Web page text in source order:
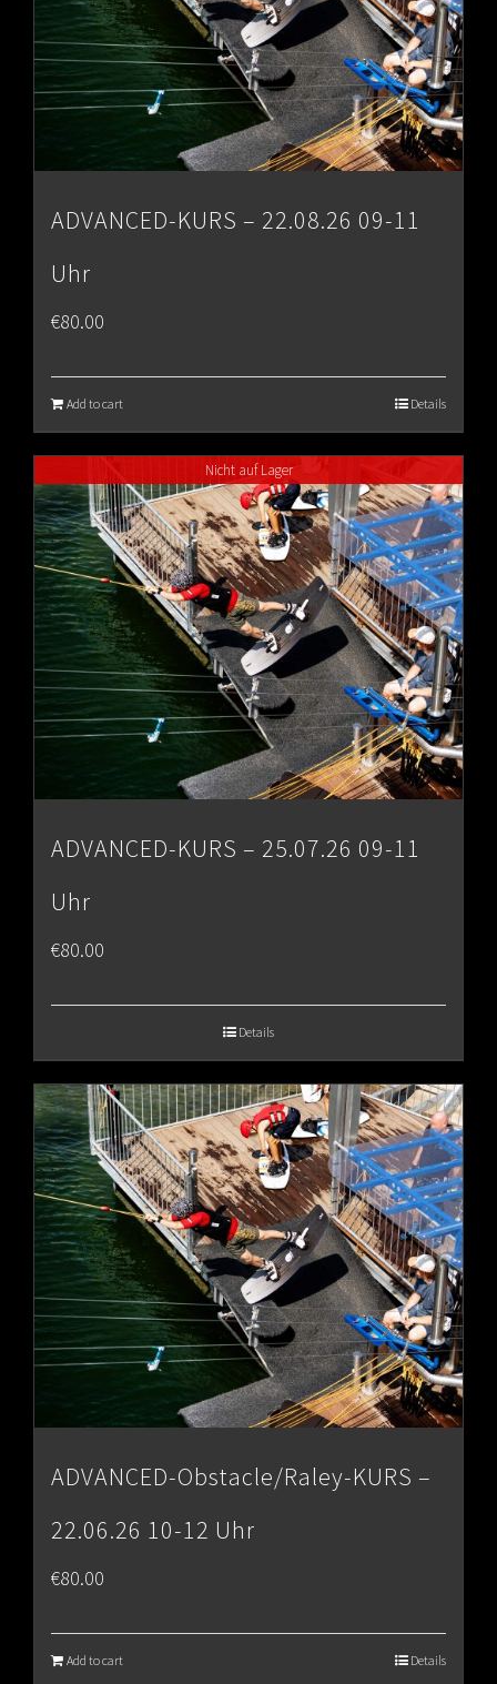
ADVANCED-KURS – 22.08.26 09-11
Uhr
€80.00
Add to cart Details
Nicht auf Lager
ADVANCED-KURS – 25.07.26 09-11
Uhr
€80.00
Details
ADVANCED-Obstacle/Raley-KURS –
22.06.26 10-12 Uhr
€80.00
Add to cart Details